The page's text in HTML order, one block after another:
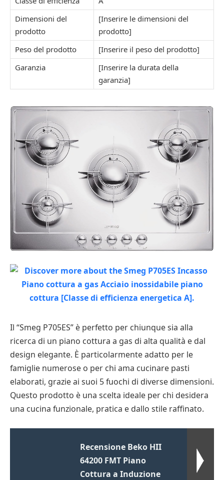
Dimensioni del
prodotto
[Inserire le dimensioni del
prodotto]
Peso del prodotto
[Inserire il peso del prodotto]
Garanzia
[Inserire la durata della
garanzia]
Il “Smeg P705ES” è perfetto per chiunque sia alla
ricerca di un piano cottura a gas di alta qualità e dal
design elegante. È particolarmente adatto per le
famiglie numerose o per chi ama cucinare pasti
elaborati, grazie ai suoi 5 fuochi di diverse dimensioni.
Questo prodotto è una scelta ideale per chi desidera
una cucina funzionale, pratica e dallo stile raffinato.
Recensione Beko HII
64200 FMT Piano
Cottura a Induzione